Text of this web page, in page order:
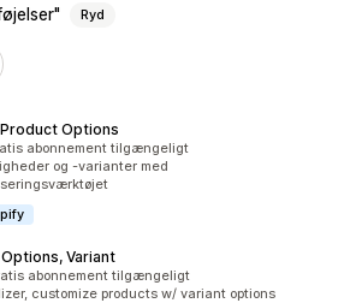
Ryd
Options
i altabonnement tilgængeligt
og -varianter med
Variant
i altabonnement tilgængeligt
customize products w/ variant options